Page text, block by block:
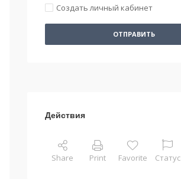
Создать личный кабинет
ОТПРАВИТЬ
Действия
Share Print Favorite Статус